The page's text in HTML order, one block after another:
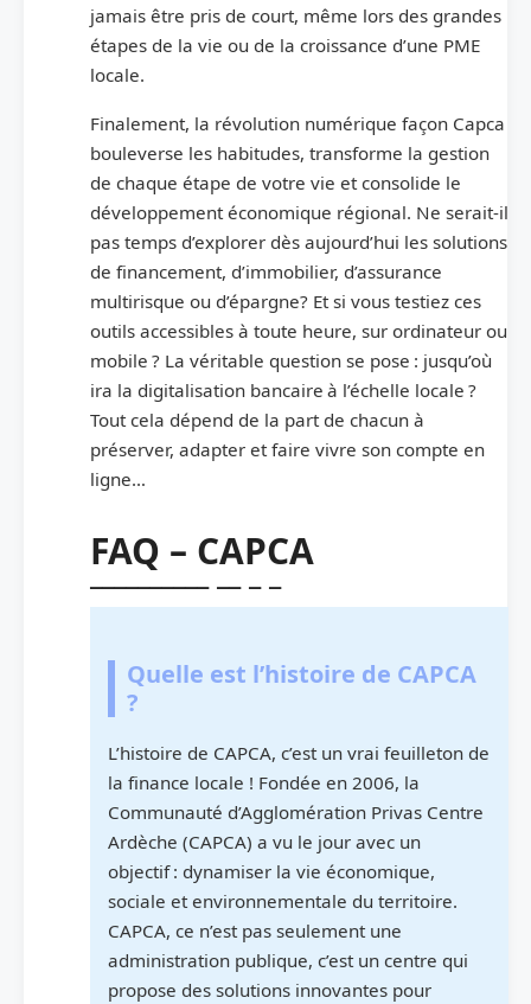
jamais être pris de court, même lors des grandes
étapes de la vie ou de la croissance d’une PME
locale.
Finalement, la révolution numérique façon Capca
bouleverse les habitudes, transforme la gestion
de chaque étape de votre vie et consolide le
développement économique régional. Ne serait-il
pas temps d’explorer dès aujourd’hui les solutions
de financement, d’immobilier, d’assurance
multirisque ou d’épargne? Et si vous testiez ces
outils accessibles à toute heure, sur ordinateur ou
mobile ? La véritable question se pose : jusqu’où
ira la digitalisation bancaire à l’échelle locale ?
Tout cela dépend de la part de chacun à
préserver, adapter et faire vivre son compte en
ligne…
FAQ – CAPCA
Quelle est l’histoire de CAPCA
?
L’histoire de CAPCA, c’est un vrai feuilleton de
la finance locale ! Fondée en 2006, la
Communauté d’Agglomération Privas Centre
Ardèche (CAPCA) a vu le jour avec un
objectif : dynamiser la vie économique,
sociale et environnementale du territoire.
CAPCA, ce n’est pas seulement une
administration publique, c’est un centre qui
propose des solutions innovantes pour